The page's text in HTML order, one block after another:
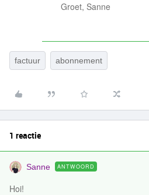
Groet, Sanne
factuur abonnement
1 reactie
Sanne ANTWOORD
Hoi!